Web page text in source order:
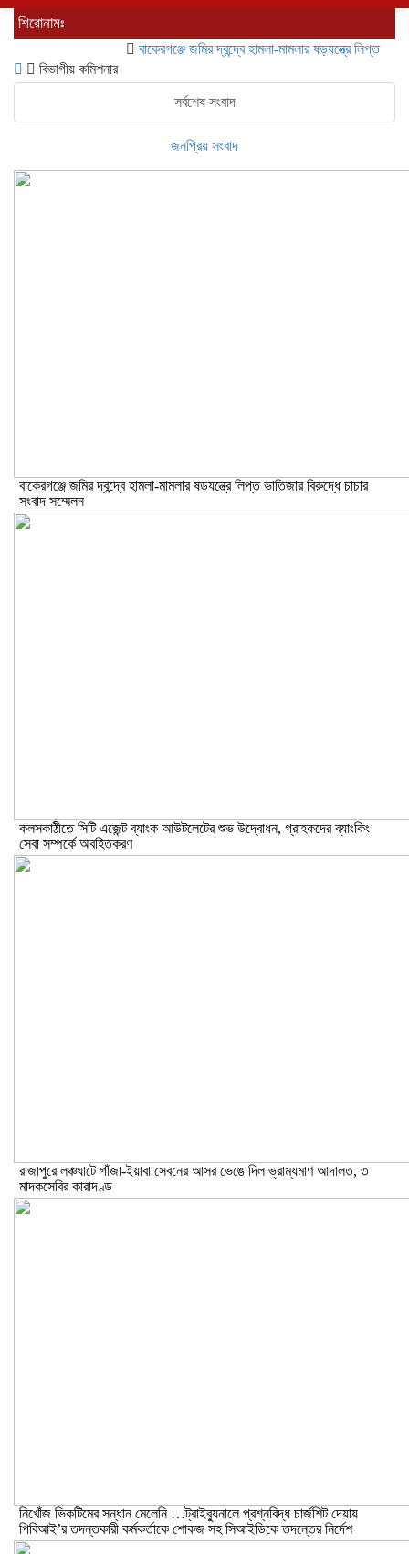
শিরোনামঃ
বাকেরগঞ্জে জমির দ্বন্দ্বে হামলা-মামলার ষড়যন্ত্রে লিপ্ত ভাতিজার
বিভাগীয় কমিশনার
সর্বশেষ সংবাদ
জনপ্রিয় সংবাদ
বাকেরগঞ্জে জমির দ্বন্দ্বে হামলা-মামলার ষড়যন্ত্রে লিপ্ত ভাতিজার বিরুদ্ধে চাচার
সংবাদ সম্মেলন
কলসকাঠীতে সিটি এজেন্ট ব্যাংক আউটলেটের শুভ উদ্বোধন, গ্রাহকদের ব্যাংকিং
সেবা সম্পর্কে অবহিতকরণ
রাজাপুরে লঞ্চঘাটে গাঁজা-ইয়াবা সেবনের আসর ভেঙে দিল ভ্রাম্যমাণ আদালত, ৩
মাদকসেবির কারাদণ্ড
নিখোঁজ ভিকটিমের সন্ধান মেলেনি …ট্রাইব্যুনালে প্রশ্নবিদ্ধ চার্জশিট দেয়ায়
পিবিআই’র তদন্তকারী কর্মকর্তাকে শোকজ সহ সিআইডিকে তদন্তের নির্দেশ